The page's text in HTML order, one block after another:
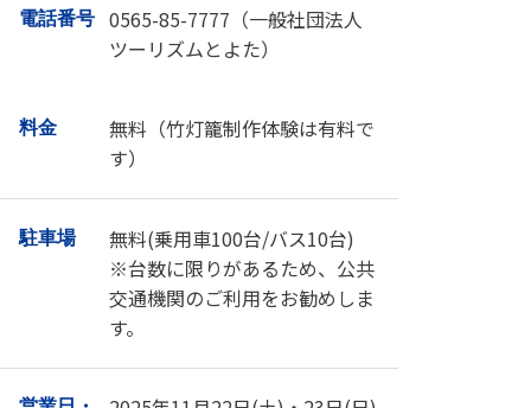
0565-85-7777（一般社団法人
無料（竹灯籠制作体験は有料で
す）
無料(乗用車100台/バス10台)
※台数に限りがあるため、公共
交通機関のご利用をお勧めしま
す。